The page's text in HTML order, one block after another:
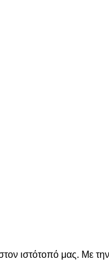
ιστότοπό μας. Με